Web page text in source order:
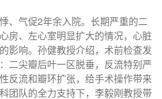
、气促2年余入院。长期严重的二
房、左心室明显扩大的情况，心脏
影响。孙健教授介绍，术前检查发
二尖瓣后叶一区脱垂，反流特别严
反流和瓣环扩张，给手术操作带来
团队的全力支持下，李毅刚教授带